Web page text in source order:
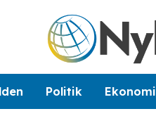
Politik Ekonomi